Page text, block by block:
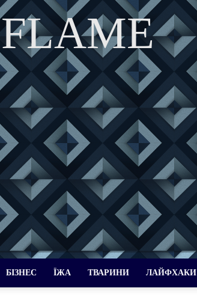
FLAME
DISCOVER THE ART OF PUBLISHING
БІЗНЕС ЇЖА ТВАРИНИ ЛАЙФХАКИ